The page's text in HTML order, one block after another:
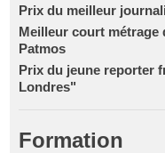
Prix du meilleur
Meilleur court métrage
Patmos
Prix du jeune reporter
Londres"
Formation